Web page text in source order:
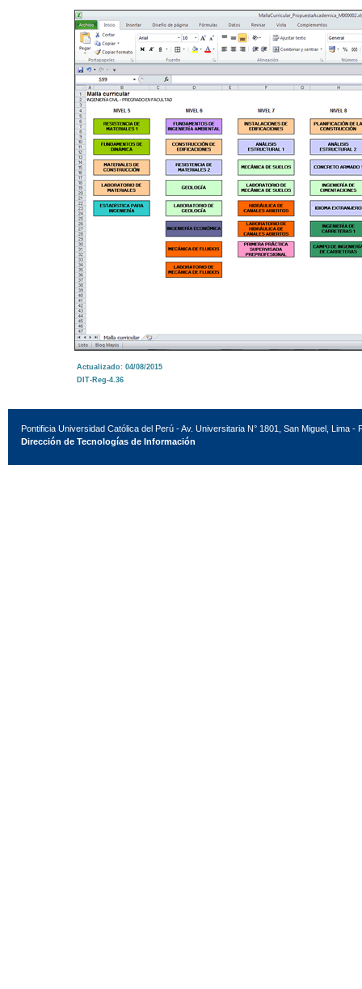
Actualizado: 04/08/2015
DIT-Reg-4.36
Pontificia Universidad Católica del Perú - Av. Universitaria N° 1801, San Miguel, Lima -
Dirección de Tecnologías de Información